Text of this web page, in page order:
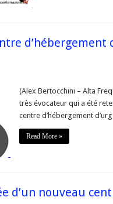
d’hébergement
(Alex Bertocchini – Alta
très évocateur qui a été
centre d’hébergement
Read More »
d’un nouveau